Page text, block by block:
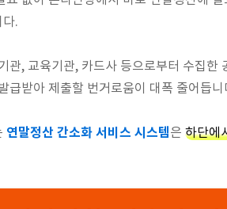
.
관, 교육기관, 카드사 등으로부터 수집한
급받아 제출할 번거로움이 대폭 줄어듭니
연말정산 간소화 서비스 시스템은 하단에